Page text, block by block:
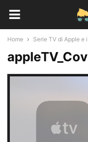
Home Serie TV di Apple e
appleTV_Cov